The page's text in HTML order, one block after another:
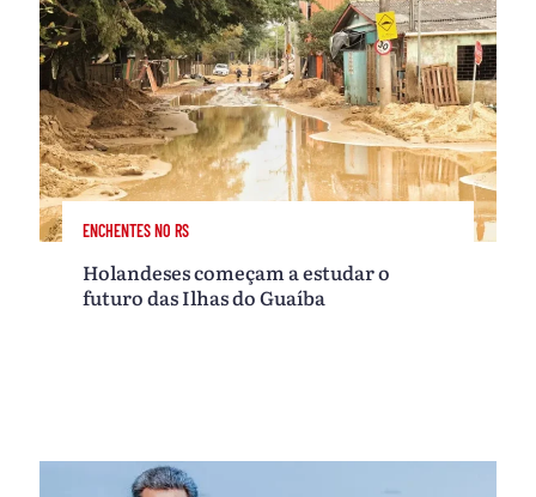
ENCHENTES NO RS
Holandeses começam a estudar o
futuro das Ilhas do Guaíba